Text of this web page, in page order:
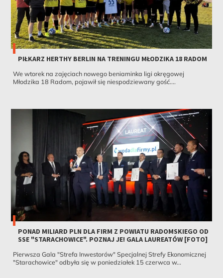
PIŁKARZ HERTHY BERLIN NA TRENINGU MŁODZIKA 18 RADOM
We wtorek na zajęciach nowego beniaminka ligi okręgowej
Młodzika 18 Radom, pojawił się niespodziewany gość....
PONAD MILIARD PLN DLA FIRM Z POWIATU RADOMSKIEGO OD
SSE "STARACHOWICE". POZNAJ JE! GALA LAUREATÓW [FOTO]
Pierwsza Gala "Strefa Inwestorów" Specjalnej Strefy Ekonomicznej
"Starachowice" odbyła się w poniedziałek 15 czerwca w...